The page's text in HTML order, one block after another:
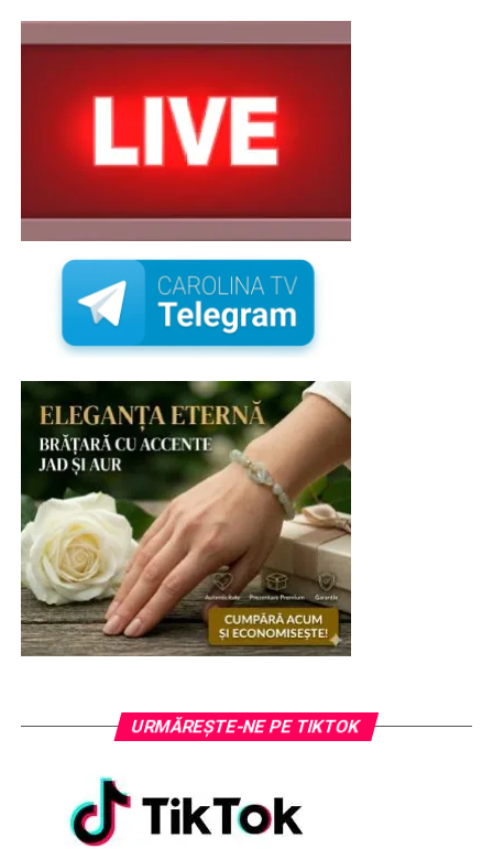
URMĂREȘTE-NE PE TIKTOK